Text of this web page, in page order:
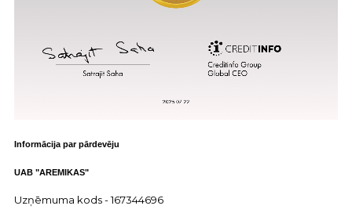
Informācija par pārdevēju
UAB "AREMIKAS"
Uzņēmuma kods - 167344696